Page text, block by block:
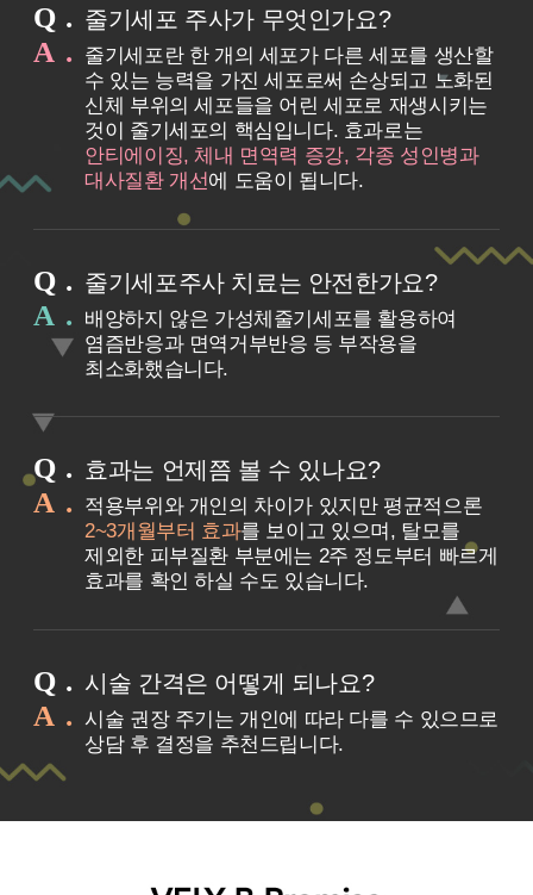
Q 줄기세포 주사가 무엇인가요?
A
줄기세포란 한 개의 세포가 다른 세포를 생산할
수 있는 능력을 가진 세포로써 손상되고 노화된
신체 부위의 세포들을 어린 세포로 재생시키는
것이 줄기세포의 핵심입니다. 효과로는
안티에이징, 체내 면역력 증강, 각종 성인병과
대사질환 개선에 도움이 됩니다.
Q 줄기세포주사 치료는 안전한가요?
A
배양하지 않은 가성체줄기세포를 활용하여
염즘반응과 면역거부반응 등 부작용을
최소화했습니다.
Q 효과는 언제쯤 볼 수 있나요?
A
적용부위와 개인의 차이가 있지만 평균적으론
2~3개월부터 효과를 보이고 있으며, 탈모를
제외한 피부질환 부분에는 2주 정도부터 빠르게
효과를 확인 하실 수도 있습니다.
Q 시술 간격은 어떻게 되나요?
A
시술 권장 주기는 개인에 따라 다를 수 있으므로
상담 후 결정을 추천드립니다.